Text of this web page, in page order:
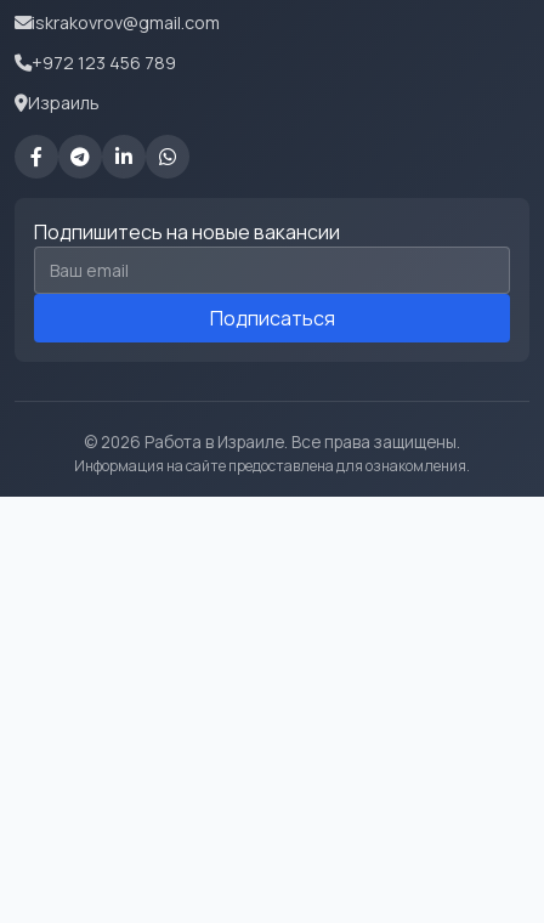
iskrakovrov@gmail.com
+972 123 456 789
Израиль
Подпишитесь на новые вакансии
Email для подписки
Подписаться
© 2026 Работа в Израиле. Все права защищены.
Информация на сайте предоставлена для ознакомления.